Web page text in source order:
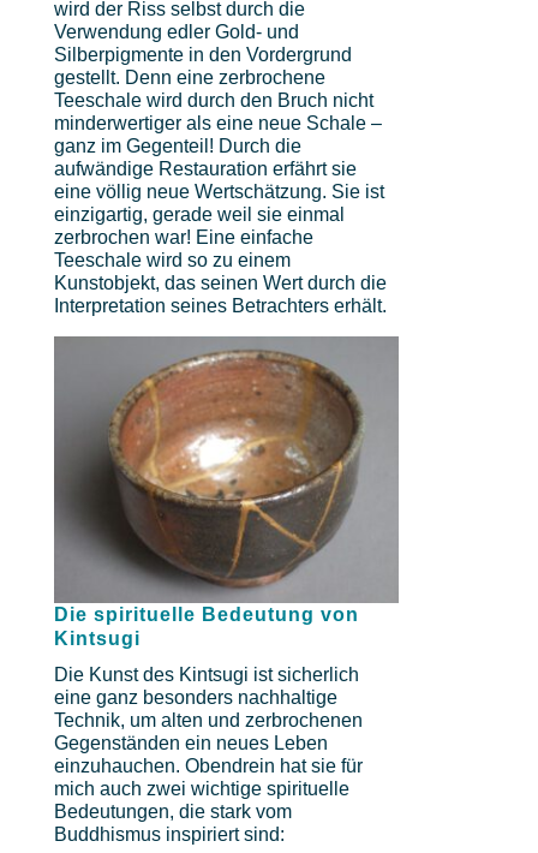
wird der Riss selbst durch die
Verwendung edler Gold- und
Silberpigmente in den Vordergrund
gestellt. Denn eine zerbrochene
Teeschale wird durch den Bruch nicht
minderwertiger als eine neue Schale –
ganz im Gegenteil! Durch die
aufwändige Restauration erfährt sie
eine völlig neue Wertschätzung. Sie ist
einzigartig, gerade weil sie einmal
zerbrochen war! Eine einfache
Teeschale wird so zu einem
Kunstobjekt, das seinen Wert durch die
Interpretation seines Betrachters erhält.
Die spirituelle Bedeutung von
Kintsugi
Die Kunst des Kintsugi ist sicherlich
eine ganz besonders nachhaltige
Technik, um alten und zerbrochenen
Gegenständen ein neues Leben
einzuhauchen. Obendrein hat sie für
mich auch zwei wichtige spirituelle
Bedeutungen, die stark vom
Buddhismus inspiriert sind: